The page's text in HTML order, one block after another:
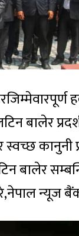
बालेर
कानुनी
बालेर
न्यूज